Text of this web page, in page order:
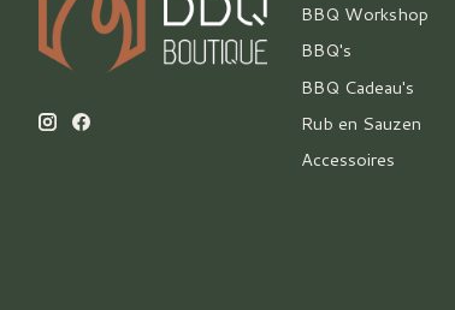
BBQ Workshop
BBQ's
BBQ Cadeau's
Rub en Sauzen
Accessoires